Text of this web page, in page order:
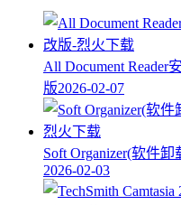
All Document Reader
版2026-02-07
Soft Organizer(软件
2026-02-03